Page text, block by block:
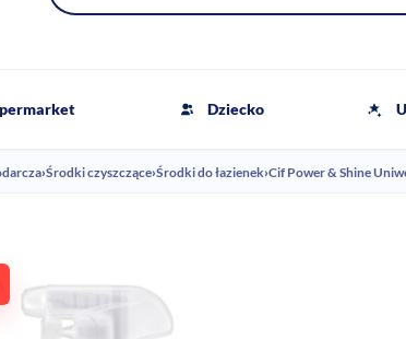
Dziecko
›Środki czyszczące›Środki do łazienek›Cif Power & Shine